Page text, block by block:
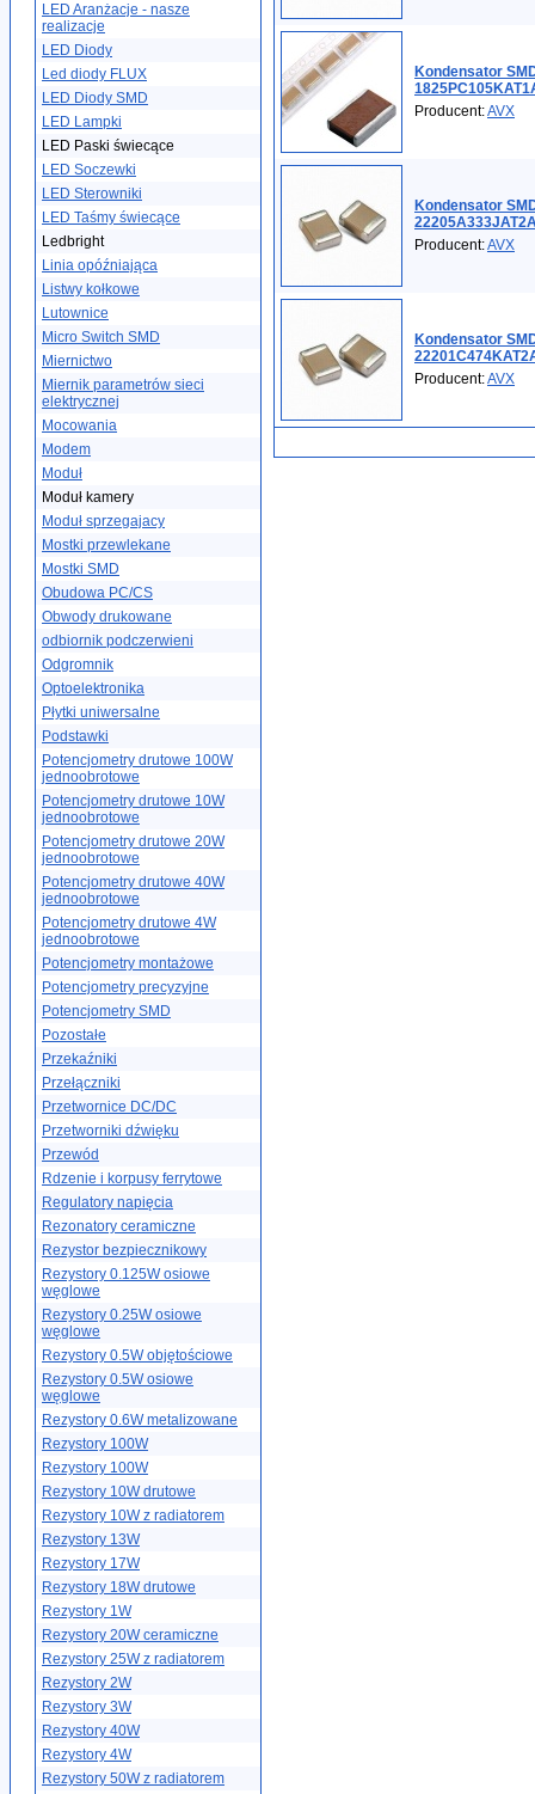
LED Aranżacje - nasze
realizacje
LED Diody
Led diody FLUX
LED Diody SMD
LED Lampki
LED Paski świecące
LED Soczewki
LED Sterowniki
LED Taśmy świecące
Ledbright
Linia opóźniająca
Listwy kołkowe
Lutownice
Micro Switch SMD
Miernictwo
Miernik parametrów sieci
elektrycznej
Mocowania
Modem
Moduł
Moduł kamery
Moduł sprzegajacy
Mostki przewlekane
Mostki SMD
Obudowa PC/CS
Obwody drukowane
odbiornik podczerwieni
Odgromnik
Optoelektronika
Płytki uniwersalne
Podstawki
Potencjometry drutowe 100W
jednoobrotowe
Potencjometry drutowe 10W
jednoobrotowe
Potencjometry drutowe 20W
jednoobrotowe
Potencjometry drutowe 40W
jednoobrotowe
Potencjometry drutowe 4W
jednoobrotowe
Potencjometry montażowe
Potencjometry precyzyjne
Potencjometry SMD
Pozostałe
Przekaźniki
Przełączniki
Przetwornice DC/DC
Przetworniki dźwięku
Przewód
Rdzenie i korpusy ferrytowe
Regulatory napięcia
Rezonatory ceramiczne
Rezystor bezpiecznikowy
Rezystory 0.125W osiowe
węglowe
Rezystory 0.25W osiowe
węglowe
Rezystory 0.5W objętościowe
Rezystory 0.5W osiowe
węglowe
Rezystory 0.6W metalizowane
Rezystory 100W
Rezystory 100W
Rezystory 10W drutowe
Rezystory 10W z radiatorem
Rezystory 13W
Rezystory 17W
Rezystory 18W drutowe
Rezystory 1W
Rezystory 20W ceramiczne
Rezystory 25W z radiatorem
Rezystory 2W
Rezystory 3W
Rezystory 40W
Rezystory 4W
Rezystory 50W z radiatorem
Kondensator
Producent:AVX
Kondensator
Producent:AVX
Kondensator
Producent:AVX